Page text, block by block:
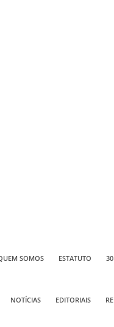
SOMOS ESTATUTO
NOTÍCIAS EDITORIAIS